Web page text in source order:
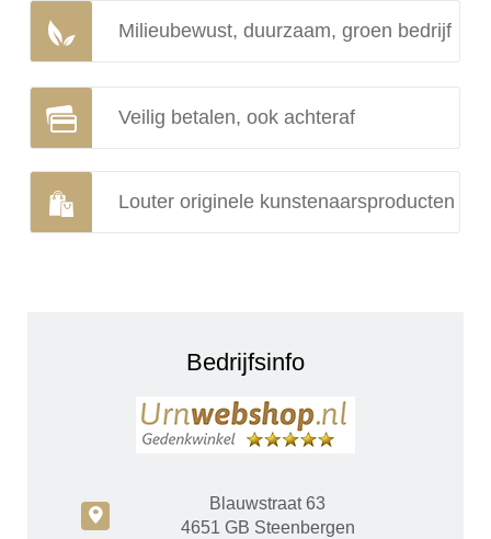
Milieubewust, duurzaam, groen bedrijf
Veilig betalen, ook achteraf
Louter originele kunstenaarsproducten
Bedrijfsinfo
c
Blauwstraat 63
4651 GB Steenbergen